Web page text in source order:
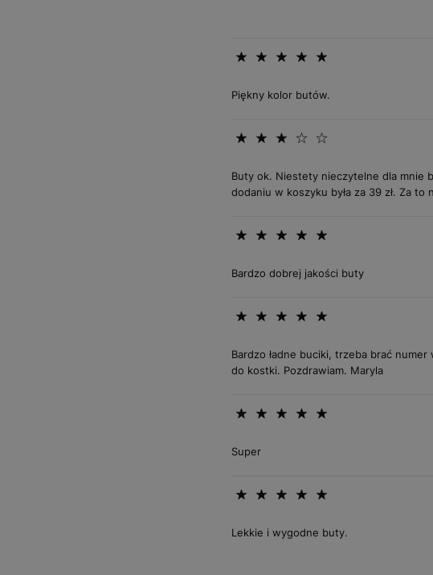
Piękny kolor butów.
Buty ok. Niestety nieczytelne dla mnie
dodaniu w koszyku była za 39 zł. Za to
Bardzo dobrej jakości buty
Bardzo ładne buciki, trzeba brać
do kostki. Pozdrawiam. Maryla
Super
Lekkie i wygodne buty.